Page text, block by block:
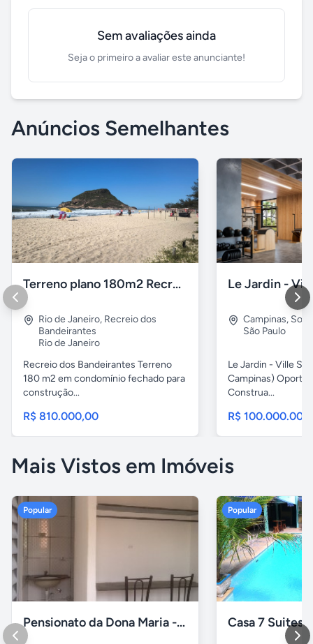
Sem avaliações ainda
Seja o primeiro a avaliar este anunciante!
Anúncios Semelhantes
Terreno plano 180m2 Recreio dos Bandeirantes
Rio de Janeiro, Recreio dos
Bandeirantes
Rio de Janeiro
Recreio dos Bandeirantes Terreno
180 m2 em condomínio fechado para
construção...
R$ 810.000,00
Campinas,
São Paulo
Le Jardin - Ville
Campinas)
Construa...
R$
Mais Vistos em Imóveis
Popular
Pensionato da Dona Maria - Uberlândia/MG
Popular